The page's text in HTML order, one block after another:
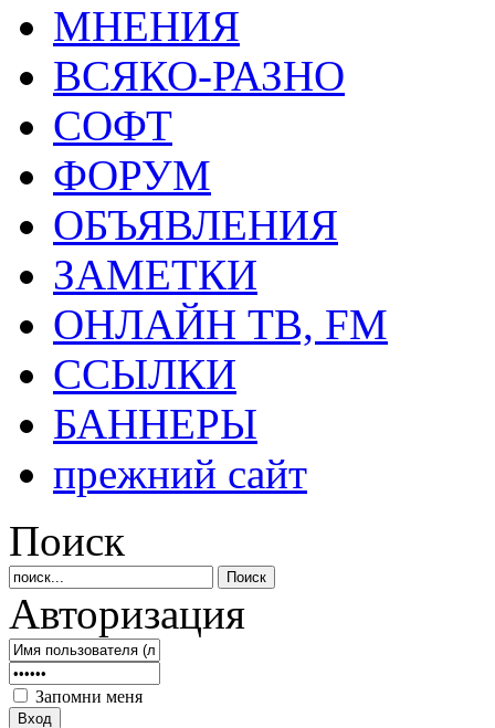
МНЕНИЯ
ВСЯКО-РАЗНО
СОФТ
ФОРУМ
ОБЪЯВЛЕНИЯ
ЗАМЕТКИ
ОНЛАЙН ТВ, FM
ССЫЛКИ
БАННЕРЫ
прежний сайт
Поиск
Авторизация
Запомни меня